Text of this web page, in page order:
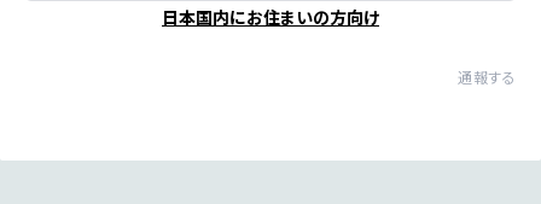
日本国内にお住まいの方向け
通報する